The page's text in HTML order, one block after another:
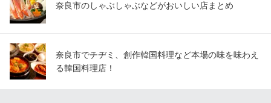
奈良市のしゃぶしゃぶなどがおいしい店まとめ
奈良市でチヂミ、創作韓国料理など本場の味を味わえ
る韓国料理店！